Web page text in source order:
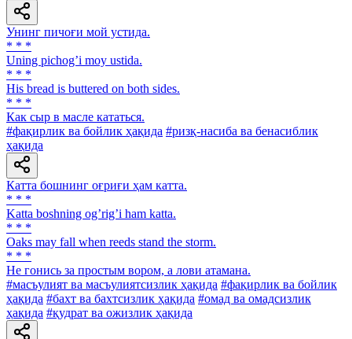
Унинг пичоғи мой устида.
* * *
Uning pichogʼi moy ustida.
* * *
His bread is buttered on both sides.
* * *
Как сыр в масле кататься.
#фақирлик ва бойлик ҳақида #ризқ-насиба ва бенасиблик
ҳақида
Катта бошнинг оғриғи ҳам катта.
* * *
Katta boshning ogʼrigʼi ham katta.
* * *
Oaks may fall when reeds stand the storm.
* * *
He гонись за простым вором, а лови атамана.
#масъулият ва масъулиятсизлик ҳақида #фақирлик ва бойлик
ҳақида #бахт ва бахтсизлик ҳақида #омад ва омадсизлик
ҳақида #қудрат ва ожизлик ҳақида